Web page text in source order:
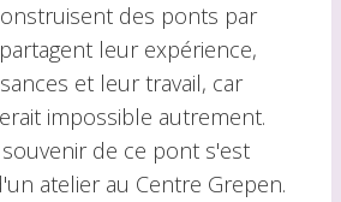
des ponts par
leur expérience,
et leur travail, car
impossible autrement.
de ce pont s'est
atelier au Centre Grepen.